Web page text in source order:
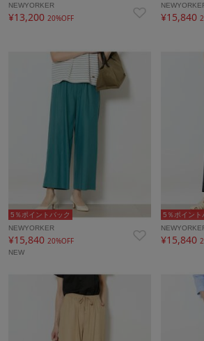
NEWYORKER
¥13,200 20%OFF ¥15,840
5％ポイントバック
NEWYORKER
¥15,840 20%OFF
NEW
5％ポイント
¥15,840